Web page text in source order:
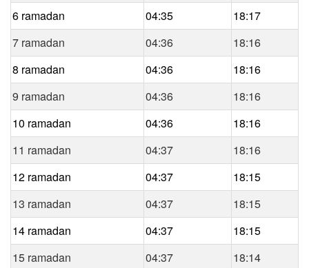
6 ramadan
04:35
18:17
7 ramadan
04:36
18:16
8 ramadan
04:36
18:16
9 ramadan
04:36
18:16
10 ramadan
04:36
18:16
11 ramadan
04:37
18:16
12 ramadan
04:37
18:15
13 ramadan
04:37
18:15
14 ramadan
04:37
18:15
15 ramadan
04:37
18:14